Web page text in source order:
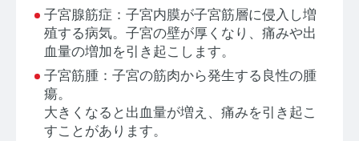
子宮腺筋症：子宮内膜が子宮筋層に侵入し増
殖する病気。子宮の壁が厚くなり、痛みや出
血量の増加を引き起こします。
子宮筋腫：子宮の筋肉から発生する良性の腫
瘍。
大きくなると出血量が増え、痛みを引き起こ
すことがあります。